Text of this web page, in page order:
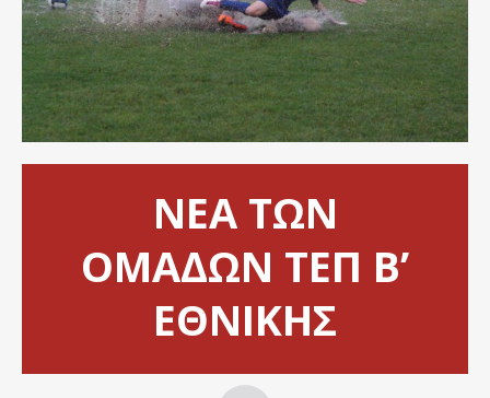
NEA ΤΩΝ
ΟΜΑΔΩΝ ΤΕΠ Β’
ΕΘΝΙΚΗΣ